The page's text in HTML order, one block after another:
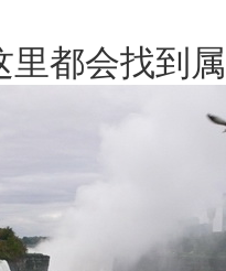
里都会找到